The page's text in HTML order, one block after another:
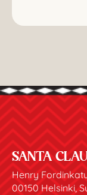
SANTA
Henry
00150 Helsinki,